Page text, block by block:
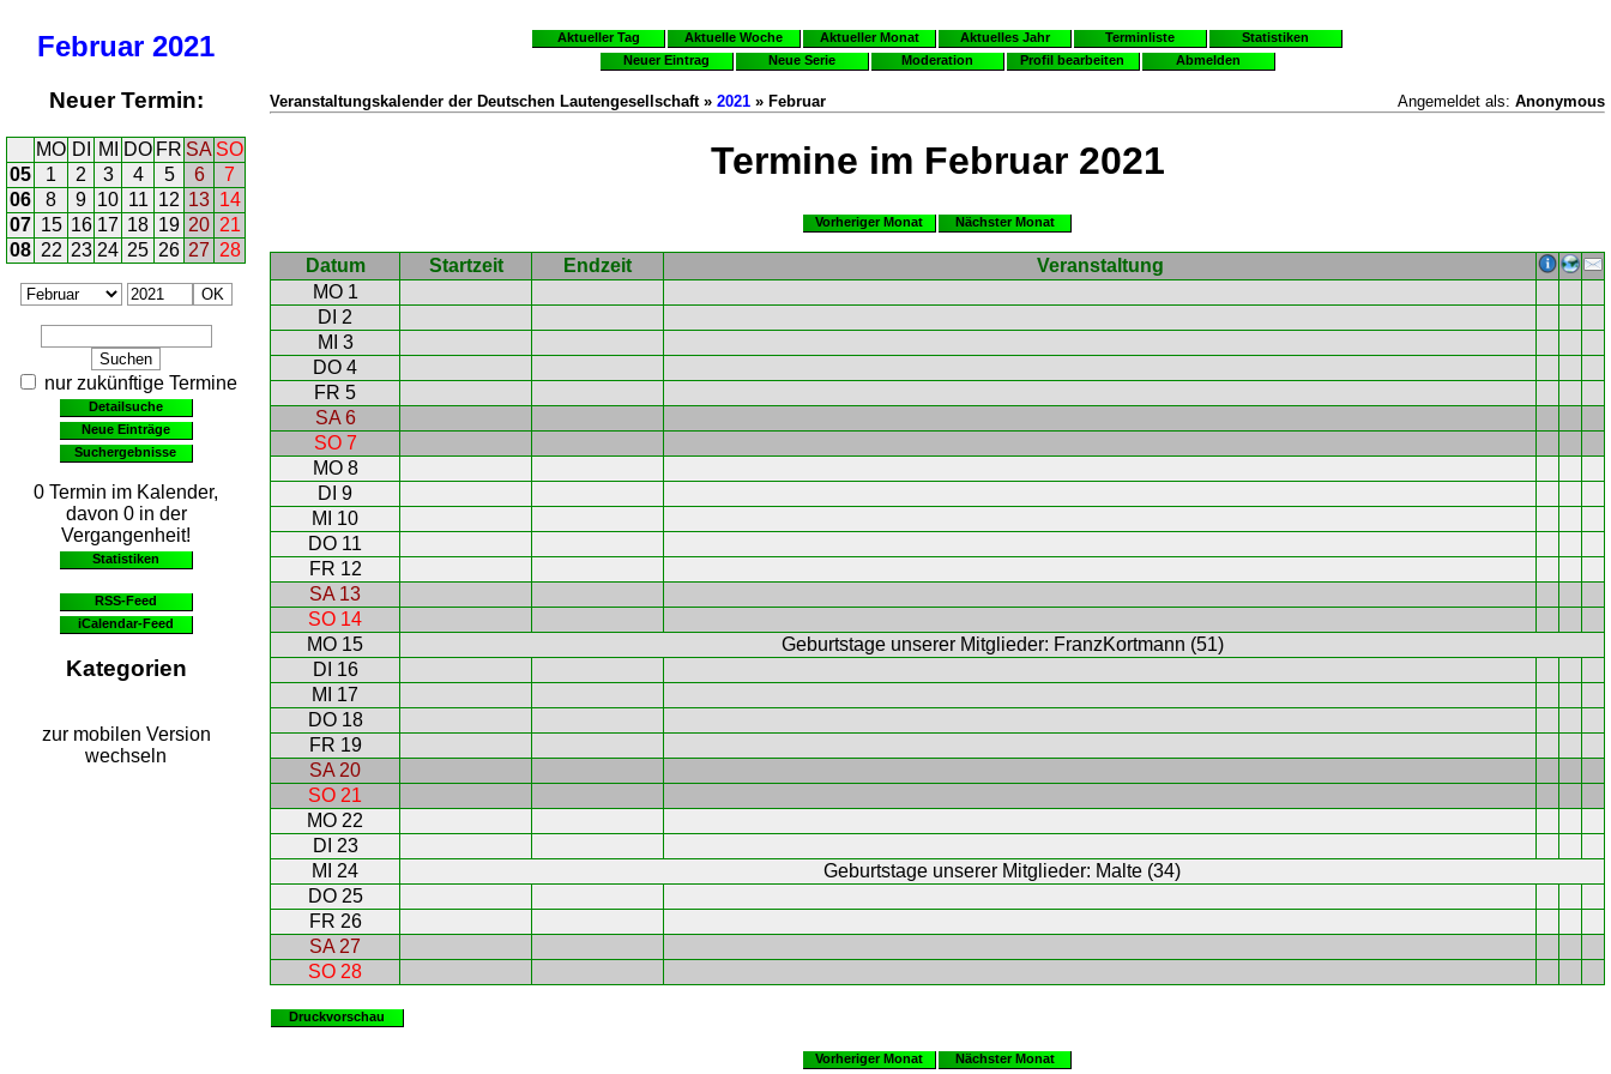
Februar 2021
Neuer Termin:
MO DI MI DO FR SA SO
05
1 2 3 4 5 6
7
06
8 9 10 11 12 13 14
07 15 16 17 18 19 20 21
08 22 23 24 25 26 27 28
nur zukünftige Termine
Detailsuche
Neue Einträge
Suchergebnisse
0 Termin im Kalender,
davon 0 in der
Vergangenheit!
Statistiken
RSS-Feed
iCalendar-Feed
Kategorien
zur mobilen Version
wechseln
Aktueller Tag Aktuelle Woche Aktueller Monat Aktuelles Jahr Terminliste
Statistiken
Neuer Eintrag
Neue Serie Moderation Profil bearbeiten Abmelden
Veranstaltungskalender der Deutschen Lautengesellschaft » 2021 » Februar Angemeldet als: Anonymous
Termine im Februar 2021
Vorheriger Monat Nächster Monat
Datum Startzeit Endzeit
Veranstaltung
MO 1
DI 2
MI 3
DO 4
FR 5
SA 6
SO 7
MO 8
DI 9
MI 10
DO 11
FR 12
SA 13
SO 14
MO 15
Geburtstage unserer Mitglieder: FranzKortmann (51)
DI 16
MI 17
DO 18
FR 19
SA 20
SO 21
MO 22
DI 23
MI 24
Geburtstage unserer Mitglieder: Malte (34)
DO 25
FR 26
SA 27
SO 28
Druckvorschau
Vorheriger Monat Nächster Monat